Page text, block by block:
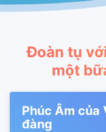
Đoàn tụ
một
Phúc Âm của
đàng